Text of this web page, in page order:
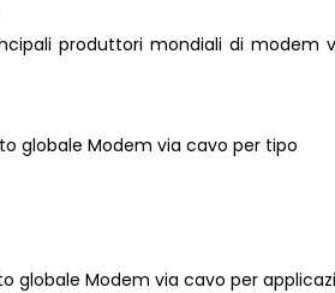
produttori mondiali di modem
globale Modem via cavo per tipo
globale Modem via cavo per